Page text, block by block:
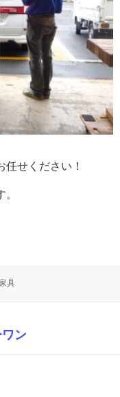
任せください！
具
ン